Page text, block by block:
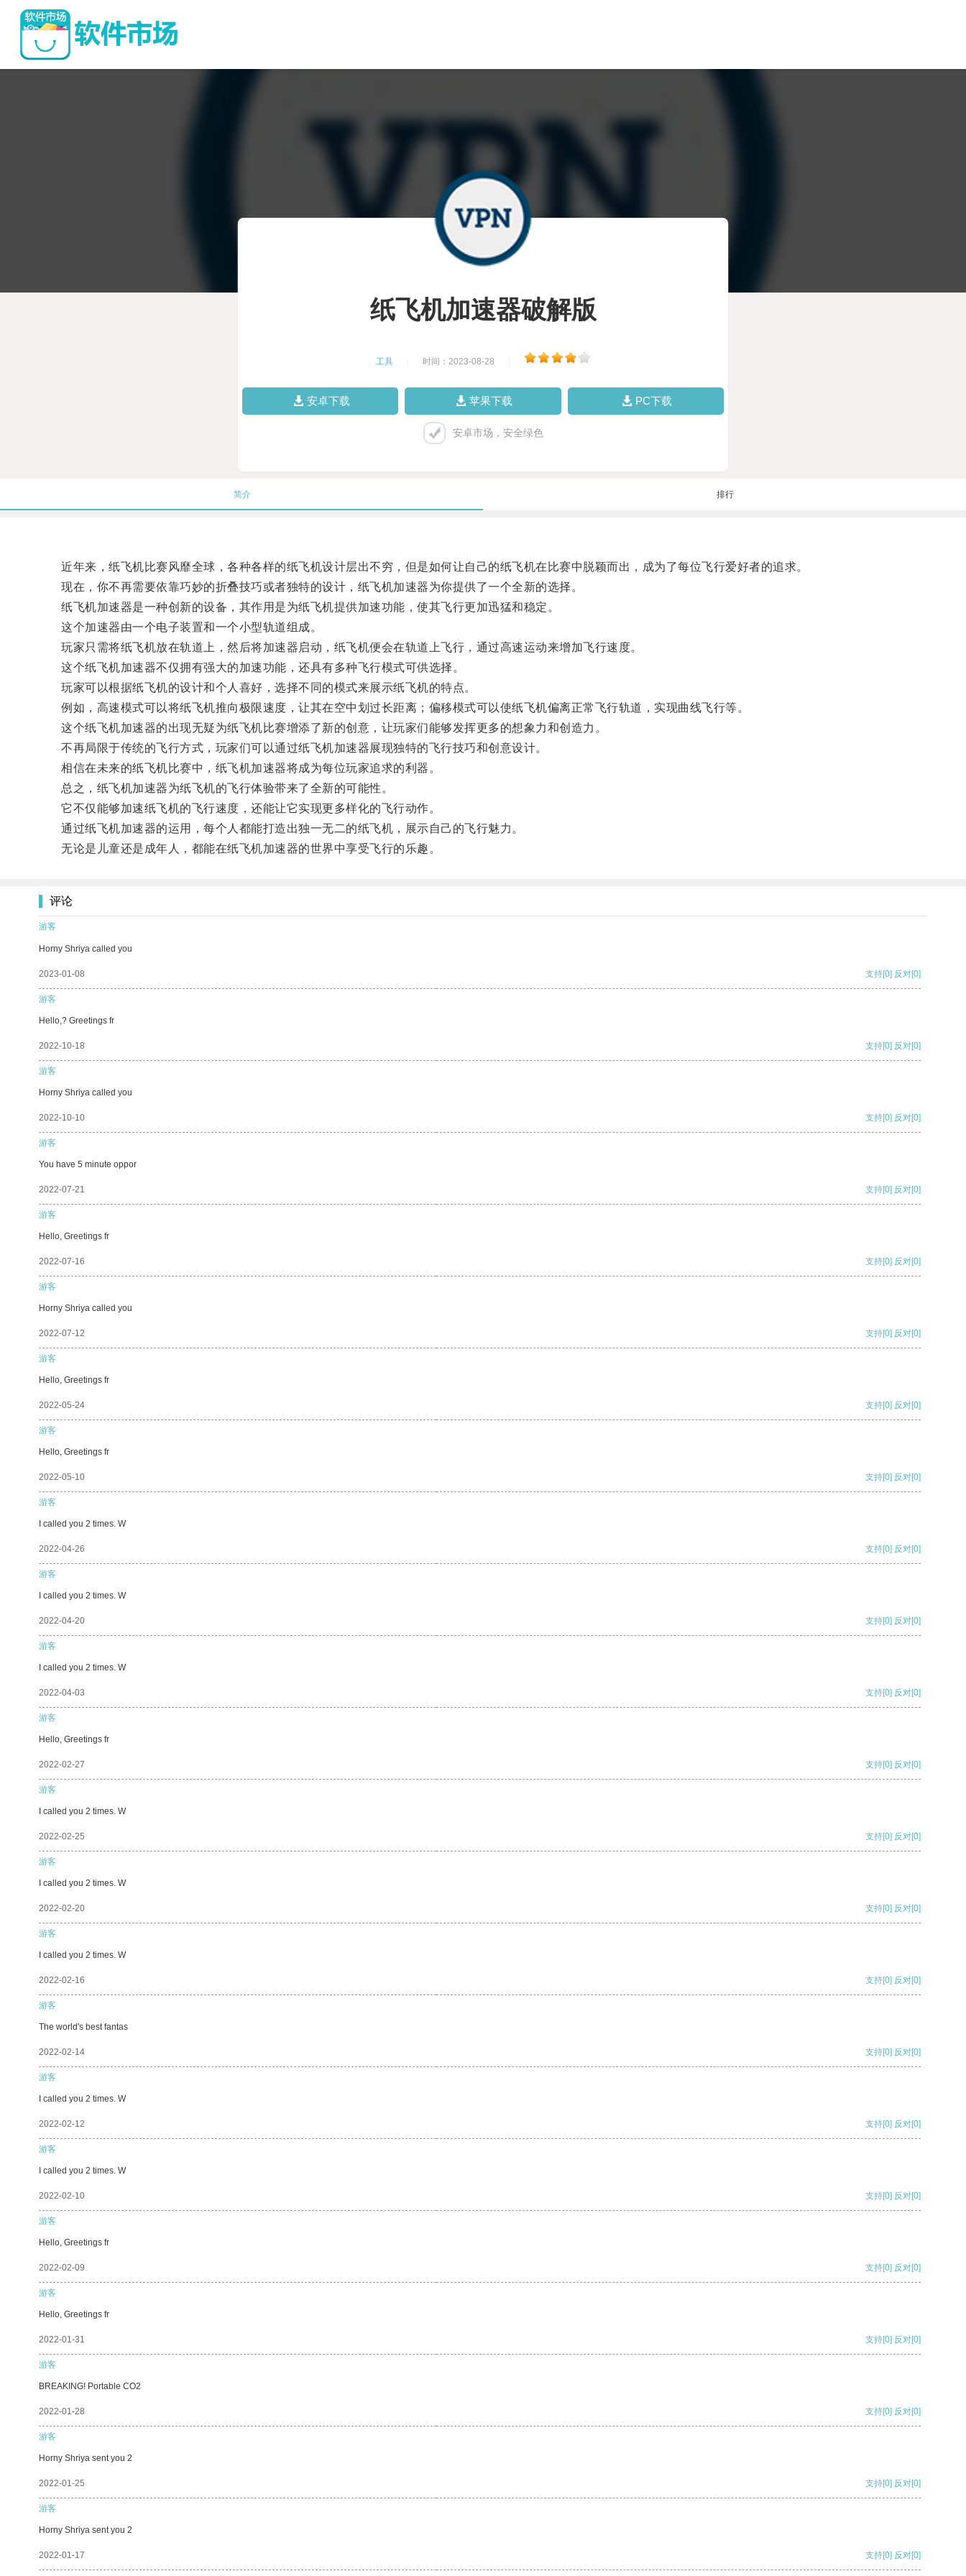
纸飞机加速器破解版
工具 时间：2023-08-28
安卓下载 苹果下载 PC下载
安卓市场，安全绿色
简介 排行
近年来，纸飞机比赛风靡全球，各种各样的纸飞机设计层出不穷，但是如何让自己的纸飞机在比赛中脱颖而出，成为了每位飞行爱好者的追求。
现在，你不再需要依靠巧妙的折叠技巧或者独特的设计，纸飞机加速器为你提供了一个全新的选择。
纸飞机加速器是一种创新的设备，其作用是为纸飞机提供加速功能，使其飞行更加迅猛和稳定。
这个加速器由一个电子装置和一个小型轨道组成。
玩家只需将纸飞机放在轨道上，然后将加速器启动，纸飞机便会在轨道上飞行，通过高速运动来增加飞行速度。
这个纸飞机加速器不仅拥有强大的加速功能，还具有多种飞行模式可供选择。
玩家可以根据纸飞机的设计和个人喜好，选择不同的模式来展示纸飞机的特点。
例如，高速模式可以将纸飞机推向极限速度，让其在空中划过长距离；偏移模式可以使纸飞机偏离正常飞行轨道，实现曲线飞行等。
这个纸飞机加速器的出现无疑为纸飞机比赛增添了新的创意，让玩家们能够发挥更多的想象力和创造力。
不再局限于传统的飞行方式，玩家们可以通过纸飞机加速器展现独特的飞行技巧和创意设计。
相信在未来的纸飞机比赛中，纸飞机加速器将成为每位玩家追求的利器。
总之，纸飞机加速器为纸飞机的飞行体验带来了全新的可能性。
它不仅能够加速纸飞机的飞行速度，还能让它实现更多样化的飞行动作。
通过纸飞机加速器的运用，每个人都能打造出独一无二的纸飞机，展示自己的飞行魅力。
无论是儿童还是成年人，都能在纸飞机加速器的世界中享受飞行的乐趣。
评论
游客
Horny Shriya called you
2023-01-08 支持[0] 反对[0]
游客
Hello,? Greetings fr
2022-10-18 支持[0] 反对[0]
游客
Horny Shriya called you
2022-10-10 支持[0] 反对[0]
游客
You have 5 minute oppor
2022-07-21 支持[0] 反对[0]
游客
Hello, Greetings fr
2022-07-16 支持[0] 反对[0]
游客
Horny Shriya called you
2022-07-12 支持[0] 反对[0]
游客
Hello, Greetings fr
2022-05-24 支持[0] 反对[0]
游客
Hello, Greetings fr
2022-05-10 支持[0] 反对[0]
游客
I called you 2 times. W
2022-04-26 支持[0] 反对[0]
游客
I called you 2 times. W
2022-04-20 支持[0] 反对[0]
游客
I called you 2 times. W
2022-04-03 支持[0] 反对[0]
游客
Hello, Greetings fr
2022-02-27 支持[0] 反对[0]
游客
I called you 2 times. W
2022-02-25 支持[0] 反对[0]
游客
I called you 2 times. W
2022-02-20 支持[0] 反对[0]
游客
I called you 2 times. W
2022-02-16 支持[0] 反对[0]
游客
The world's best fantas
2022-02-14 支持[0] 反对[0]
游客
I called you 2 times. W
2022-02-12 支持[0] 反对[0]
游客
I called you 2 times. W
2022-02-10 支持[0] 反对[0]
游客
Hello, Greetings fr
2022-02-09 支持[0] 反对[0]
游客
Hello, Greetings fr
2022-01-31 支持[0] 反对[0]
游客
BREAKING! Portable CO2
2022-01-28 支持[0] 反对[0]
游客
Horny Shriya sent you 2
2022-01-25 支持[0] 反对[0]
游客
Horny Shriya sent you 2
2022-01-17 支持[0] 反对[0]